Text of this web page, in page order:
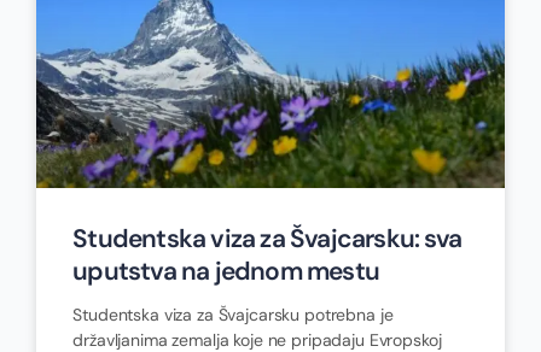
Studentska viza za Švajcarsku: sva
uputstva na jednom mestu
Studentska viza za Švajcarsku potrebna je
državljanima zemalja koje ne pripadaju Evropskoj